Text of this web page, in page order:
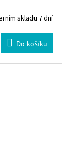
skladu 7 dní
Do košíku